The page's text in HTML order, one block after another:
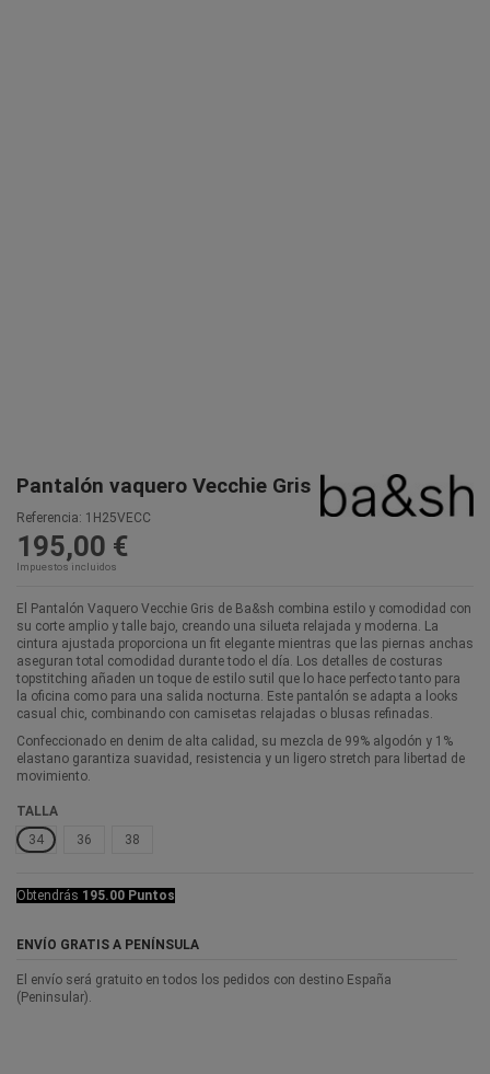
Pantalón vaquero Vecchie Gris
Referencia: 1H25VECC
195,00 €
Impuestos incluidos
El Pantalón Vaquero Vecchie Gris de Ba&sh combina estilo y comodidad con
su corte amplio y talle bajo, creando una silueta relajada y moderna. La
cintura ajustada proporciona un fit elegante mientras que las piernas anchas
aseguran total comodidad durante todo el día. Los detalles de costuras
topstitching añaden un toque de estilo sutil que lo hace perfecto tanto para
la oficina como para una salida nocturna. Este pantalón se adapta a looks
casual chic, combinando con camisetas relajadas o blusas refinadas.
Confeccionado en denim de alta calidad, su mezcla de 99% algodón y 1%
elastano garantiza suavidad, resistencia y un ligero stretch para libertad de
movimiento.
TALLA
34
36 38
Obtendrás 195.00 Puntos
ENVÍO GRATIS A PENÍNSULA
El envío será gratuito en todos los pedidos con destino España
(Peninsular).